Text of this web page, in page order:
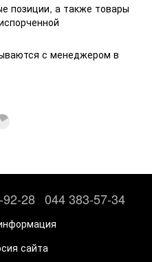
позиции, а также товары
с менеджером в
28 044 383-57-34
сайта